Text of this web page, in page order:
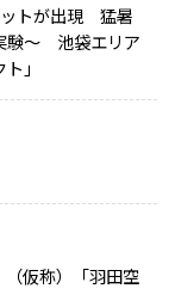
ットが出現 猛暑
験～ 池袋エリア
」
仮称）「羽田空